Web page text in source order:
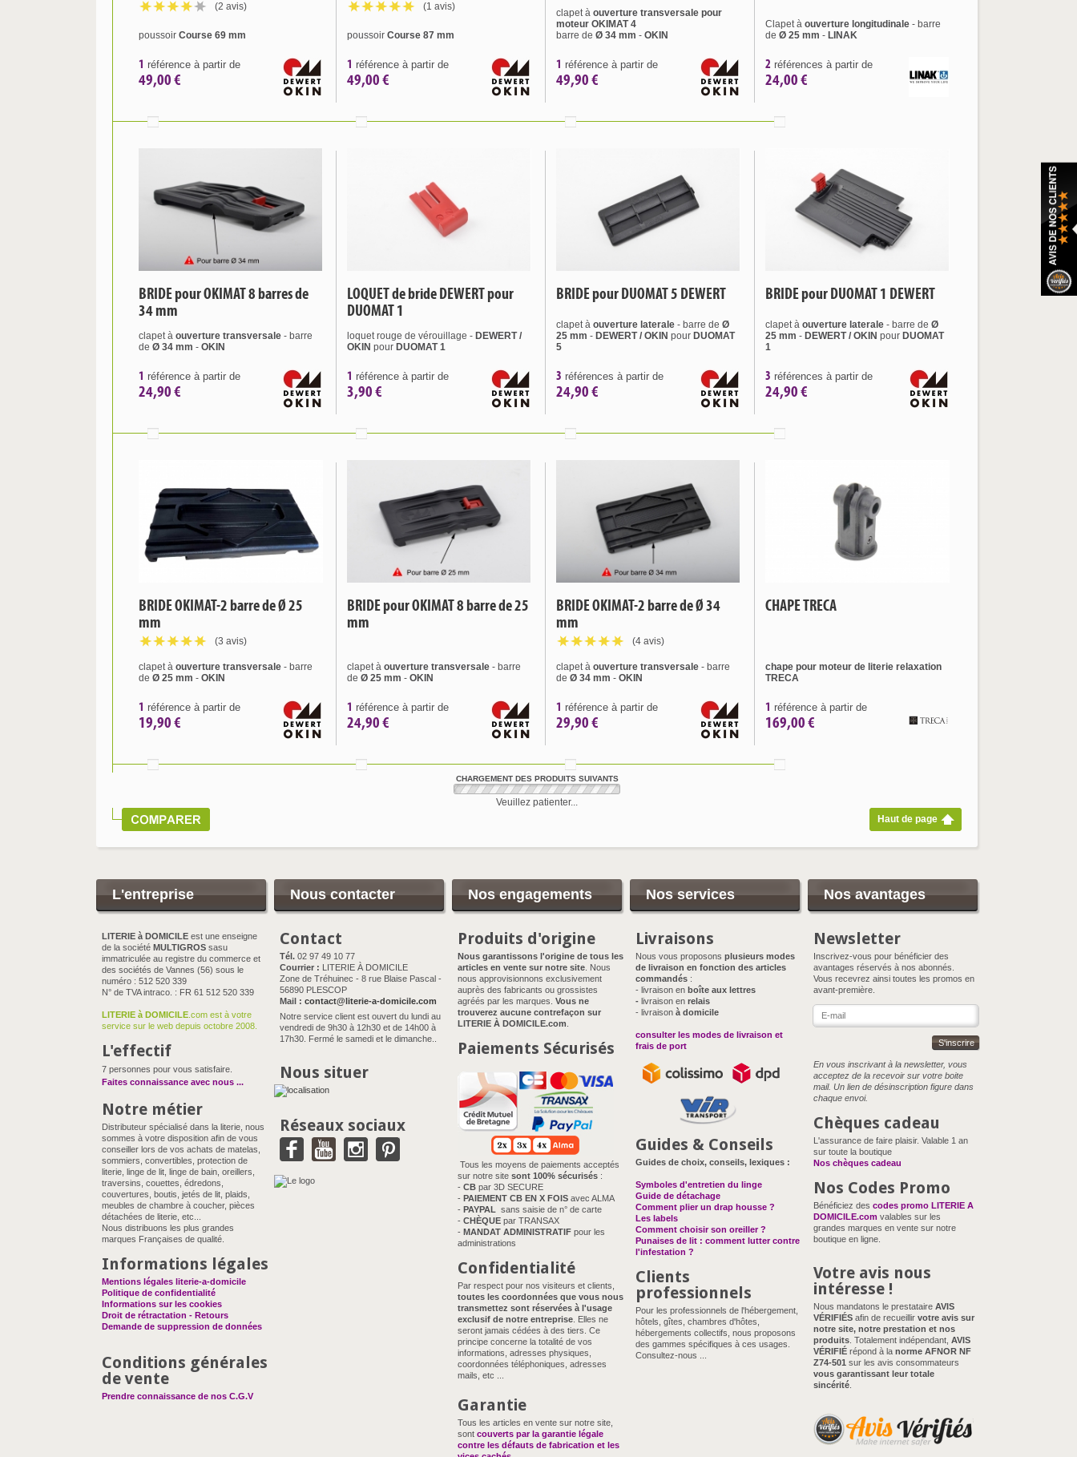
(2 avis)
poussoir Course 69 mm
1 référence à partir de
49,00 €
(1 avis)
poussoir Course 87 mm
1 référence à partir de
49,00 €
clapet à ouverture transversale pour
moteur OKIMAT 4
barre de Ø 34 mm - OKIN
1 référence à partir de
49,90 €
Clapet à ouverture longitudinale - barre
de Ø 25 mm - LINAK
2 références à partir de
24,00 €
BRIDE pour OKIMAT 8 barres de
34 mm
clapet à ouverture transversale - barre
de Ø 34 mm - OKIN
1 référence à partir de
24,90 €
LOQUET de bride DEWERT pour
DUOMAT 1
loquet rouge de vérouillage - DEWERT /
OKIN pour DUOMAT 1
1 référence à partir de
3,90 €
BRIDE pour DUOMAT 5 DEWERT
clapet à ouverture laterale - barre de Ø
25 mm - DEWERT / OKIN pour DUOMAT
5
3 références à partir de
24,90 €
BRIDE pour DUOMAT 1 DEWERT
clapet à ouverture laterale - barre de Ø
25 mm - DEWERT / OKIN pour DUOMAT
1
3 références à partir de
24,90 €
BRIDE OKIMAT-2 barre de Ø 25
mm
(3 avis)
clapet à ouverture transversale - barre
de Ø 25 mm - OKIN
1 référence à partir de
19,90 €
BRIDE pour OKIMAT 8 barre de 25
mm
clapet à ouverture transversale - barre
de Ø 25 mm - OKIN
1 référence à partir de
24,90 €
BRIDE OKIMAT-2 barre de Ø 34
mm
(4 avis)
clapet à ouverture transversale - barre
de Ø 34 mm - OKIN
1 référence à partir de
29,90 €
CHAPE TRECA
chape pour moteur de literie relaxation
TRECA
1 référence à partir de
169,00 €
CHARGEMENT DES PRODUITS SUIVANTS
Veuillez patienter...
Haut de page
L'entreprise
LITERIE à DOMICILE est une enseigne
de la société MULTIGROS sasu
immatriculée au registre du commerce et
des sociétés de Vannes (56) sous le
numéro : 512 520 339
N° de TVA intraco. : FR 61 512 520 339
LITERIE à DOMICILE .com est à votre
service sur le web depuis octobre 2008.
L'effectif
7 personnes pour vous satisfaire.
Faites connaissance avec nous ...
Notre métier
Distributeur spécialisé dans la literie, nous
sommes à votre disposition afin de vous
conseiller lors de vos achats de matelas,
sommiers, convertibles, protection de
literie, linge de lit, linge de bain, oreillers,
traversins, couettes, édredons,
couvertures, boutis, jetés de lit, plaids,
meubles de chambre à coucher, pièces
détachées de literie, etc...
Nous distribuons les plus grandes
marques Françaises de qualité.
Informations légales
Mentions légales literie-a-domicile
Politique de confidentialité
Informations sur les cookies
Droit de rétractation - Retours
Demande de suppression de données
Conditions générales
de vente
Prendre connaissance de nos C.G.V
Nous contacter
Contact
Tél. 02 97 49 10 77
Courrier : LITERIE À DOMICILE
Zone de Tréhuinec - 8 rue Blaise Pascal -
56890 PLESCOP
Mail : contact@literie-a-domicile.com
Notre service client est ouvert du lundi au
vendredi de 9h30 à 12h30 et de 14h00 à
17h30. Fermé le samedi et le dimanche..
Nous situer
Réseaux sociaux
Nos engagements
Produits d'origine
Nous garantissons l'origine de tous les
articles en vente sur notre site . Nous
nous approvisionnons exclusivement
auprès des fabricants ou grossistes
agréés par les marques. Vous ne
trouverez aucune contrefaçon sur
LITERIE À DOMICILE.com
Paiements Sécurisés
Tous les moyens de paiements acceptés
sur notre site sont 100% sécurisés :
- CB par 3D SECURE
- PAIEMENT CB EN X FOIS avec ALMA
- PAYPAL sans saisie de n° de carte
- CHÈQUE par TRANSAX
- MANDAT ADMINISTRATIF pour les
administrations
Confidentialité
Par respect pour nos visiteurs et clients,
toutes les coordonnées que vous nous
transmettez sont réservées à l'usage
exclusif de notre entreprise . Elles ne
seront jamais cédées à des tiers. Ce
principe concerne la totalité de vos
informations, adresses physiques,
coordonnées téléphoniques, adresses
mails, etc ...
Garantie
Tous les articles en vente sur notre site,
sont couverts par la garantie légale
contre les défauts de fabrication et les
Nos services
Livraisons
Nous vous proposons plusieurs modes
de livraison en fonction des articles
commandés :
- livraison en boîte aux lettres
- livraison en relais
- livraison à domicile
consulter les modes de livraison et
frais de port
Guides & Conseils
Guides de choix, conseils, lexiques :
Symboles d'entretien du linge
Guide de détachage
Comment plier un drap housse ?
Les labels
Comment choisir son oreiller ?
Punaises de lit : comment lutter contre
l'infestation ?
Clients
professionnels
Pour les professionnels de l'hébergement,
hôtels, gîtes, chambres d'hôtes,
hébergements collectifs, nous proposons
des gammes spécifiques à ces usages.
Consultez-nous ...
Nos avantages
Newsletter
Inscrivez-vous pour bénéficier des
avantages réservés à nos abonnés.
Vous recevrez ainsi toutes les promos en
avant-première.
S'inscrire
En vous inscrivant à la newsletter, vous
acceptez de la recevoir sur votre boite
mail. Un lien de désinscription figure dans
chaque envoi.
Chèques cadeau
L'assurance de faire plaisir. Valable 1 an
sur toute la boutique
Nos chèques cadeau
Nos Codes Promo
Bénéficiez des codes promo LITERIE A
DOMICILE.com valables sur les
grandes marques en vente sur notre
boutique en ligne.
Votre avis nous
intéresse !
Nous mandatons le prestataire AVIS
VÉRIFIÉS afin de recueillir votre avis sur
notre site, notre prestation et nos
produits . Totalement indépendant, AVIS
VÉRIFIÉ répond à la norme AFNOR NF
Z74-501 sur les avis consommateurs
vous garantissant leur totale
sincérité